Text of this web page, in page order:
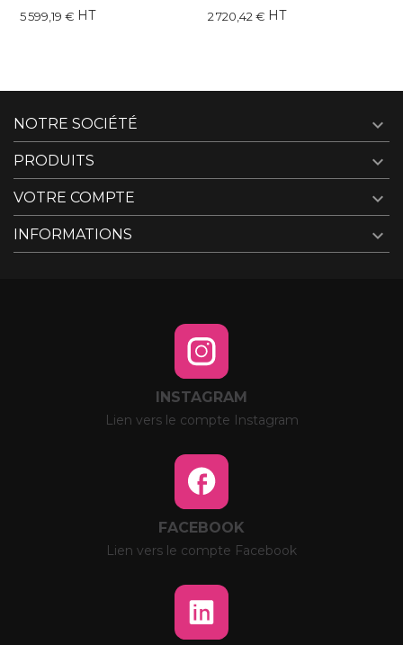
€ HT 2 720,42 €HT
NOTRE SOCIÉTÉ 
PRODUITS 
VOTRE COMPTE 
INFORMATIONS 
INSTAGRAM
Lien vers le compte Instagram
FACEBOOK
Lien vers le compte Facebook